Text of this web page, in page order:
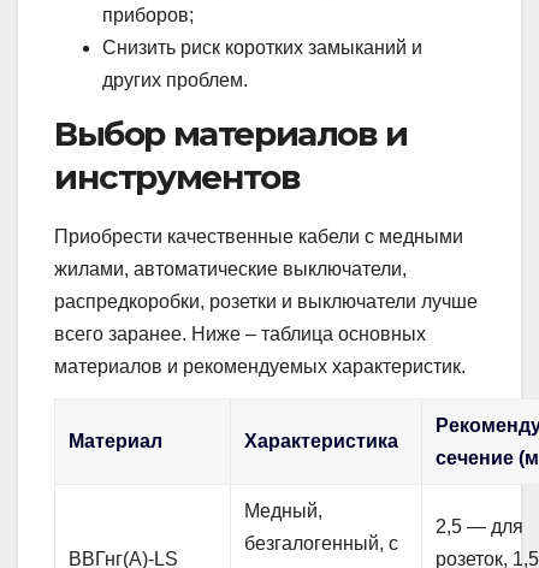
приборов;
Снизить риск коротких замыканий и
других проблем.
Выбор материалов и
инструментов
Приобрести качественные кабели с медными
жилами, автоматические выключатели,
распредкоробки, розетки и выключатели лучше
всего заранее. Ниже – таблица основных
материалов и рекомендуемых характеристик.
Материал Характеристика
сечение
ВВГнг(А)-LS
Медный,
безгалогенный, с
2,5 — для
розеток,